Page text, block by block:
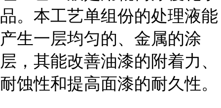
品。本工艺单组份的处理液能
产生一层均匀的、金属的涂
层，其能改善油漆的附着力、
耐蚀性和提高面漆的耐久性。